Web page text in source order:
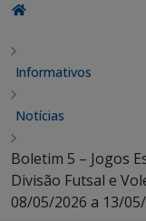
Informativos
Notícias
Boletim 5 – Jogos
Divisão Futsal e
08/05/2026 a 13/